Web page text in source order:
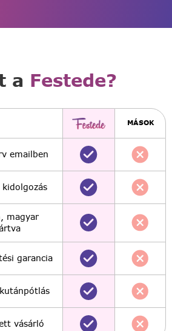
a Festede?
MÁSOK
emailben
magyar
garancia
vásárló